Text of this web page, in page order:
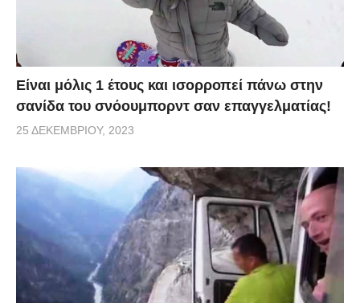
Είναι μόλις 1 έτους και ισορροπεί πάνω στην
σανίδα του σνόουμπορντ σαν επαγγελματίας!
25 ΔΕΚΕΜΒΡΊΟΥ, 2023